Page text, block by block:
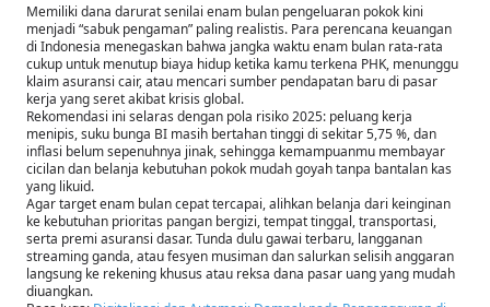
Memiliki dana darurat senilai enam bulan pengeluaran pokok kini
menjadi “sabuk pengaman” paling realistis. Para perencana keuangan
di Indonesia menegaskan bahwa jangka waktu enam bulan rata-rata
cukup untuk menutup biaya hidup ketika kamu terkena PHK, menunggu
klaim asuransi cair, atau mencari sumber pendapatan baru di pasar
kerja yang seret akibat krisis global.
Rekomendasi ini selaras dengan pola risiko 2025: peluang kerja
menipis, suku bunga BI masih bertahan tinggi di sekitar 5,75 %, dan
inflasi belum sepenuhnya jinak, sehingga kemampuanmu membayar
cicilan dan belanja kebutuhan pokok mudah goyah tanpa bantalan kas
yang likuid.
Agar target enam bulan cepat tercapai, alihkan belanja dari keinginan
ke kebutuhan prioritas pangan bergizi, tempat tinggal, transportasi,
serta premi asuransi dasar. Tunda dulu gawai terbaru, langganan
streaming ganda, atau fesyen musiman dan salurkan selisih anggaran
langsung ke rekening khusus atau reksa dana pasar uang yang mudah
diuangkan.